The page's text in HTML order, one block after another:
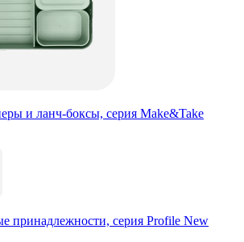
и ланч-боксы, серия Make&Take
принадлежности, серия Profile New